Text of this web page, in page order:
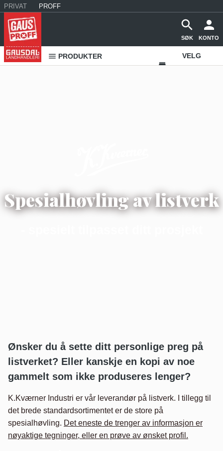
PRIVAT PROFF
SØK KONTO
PRODUKTER VELG
Spesialhøvling av listverk
Ønsker du å sette ditt personlige preg på
listverket? Eller kanskje en kopi av noe
gammelt som ikke produseres lenger?
K.Kværner Industri er vår leverandør på listverk. I tillegg til
det brede standardsortimentet er de store på
spesialhøvling. Det eneste de trenger av informasjon er
nøyaktige tegninger, eller en prøve av ønsket profil.